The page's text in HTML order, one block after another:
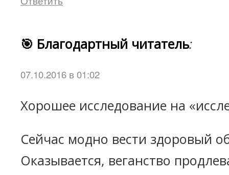
🎯 Благодартный читатель:
07.10.2016 в 01:02
Хорошее исследование на
Сейчас модно вести здоровый
Оказывается, веганство